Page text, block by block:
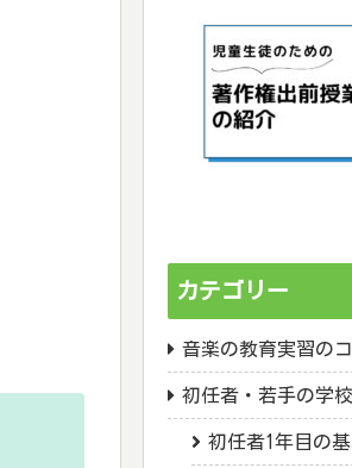
カテゴリー
音楽の教育実習の
初任者・若手の学
初任者1年目の